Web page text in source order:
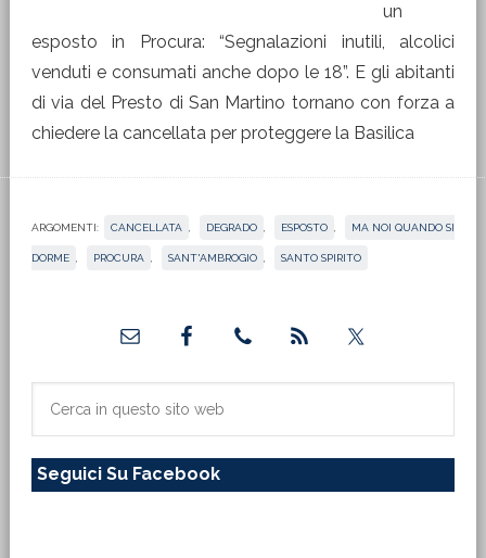
un
esposto in Procura: “Segnalazioni inutili, alcolici
venduti e consumati anche dopo le 18”. E gli abitanti
di via del Presto di San Martino tornano con forza a
chiedere la cancellata per proteggere la Basilica
ARGOMENTI: CANCELLATA DEGRADO ESPOSTO MA NOI QUANDO SI
DORME PROCURA SANT'AMBROGIO SANTO SPIRITO
primaria
sito
Seguici Su Facebook